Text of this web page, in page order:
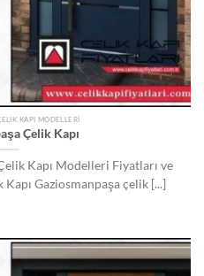
KAPI MODELLERI
Çelik Kapı
Kapı Modelleri Fiyatları ve
Gaziosmanpaşa çelik [...]